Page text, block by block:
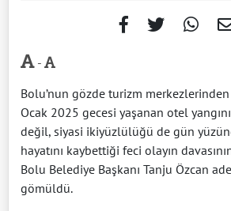
-
Bolu’nun gözde turizm merkezlerinden
Ocak 2025 gecesi yaşanan otel
değil, siyasi ikiyüzlülüğü de gün
hayatını kaybettiği feci olayın
Bolu Belediye Başkanı Tanju Özcan
gömüldü.